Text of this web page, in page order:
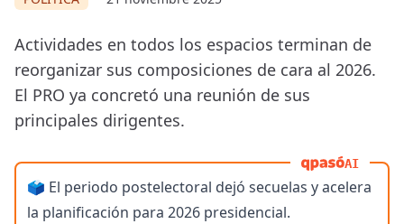
Actividades en todos los espacios terminan de
reorganizar sus composiciones de cara al 2026.
El PRO ya concretó una reunión de sus
principales dirigentes.
AI
🗳️ El periodo postelectoral dejó secuelas y acelera
la planificación para 2026 presidencial.